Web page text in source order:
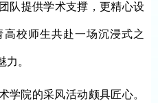
队提供学术支撑，更精心设
校师生共赴一场沉浸式之
。
学院的采风活动颇具匠心。